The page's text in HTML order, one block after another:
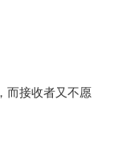
而接收者又不愿